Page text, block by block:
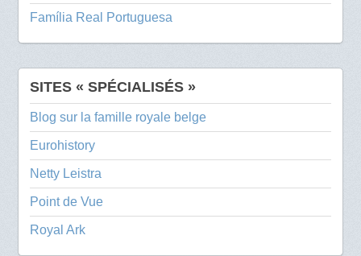
Família Real Portuguesa
SITES « SPÉCIALISÉS »
Blog sur la famille royale belge
Eurohistory
Netty Leistra
Point de Vue
Royal Ark